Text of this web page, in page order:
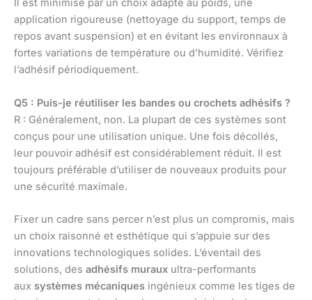
Il est minimisé par un choix adapté au poids, une
application rigoureuse (nettoyage du support, temps de
repos avant suspension) et en évitant les environnaux à
fortes variations de température ou d’humidité. Vérifiez
l’adhésif périodiquement.
Q5 : Puis-je réutiliser les bandes ou crochets adhésifs ?
R : Généralement, non. La plupart de ces systèmes sont
conçus pour une utilisation unique. Une fois décollés,
leur pouvoir adhésif est considérablement réduit. Il est
toujours préférable d’utiliser de nouveaux produits pour
une sécurité maximale.
Fixer un cadre sans percer n’est plus un compromis, mais
un choix raisonné et esthétique qui s’appuie sur des
innovations technologiques solides. L’éventail des
solutions, des adhésifs muraux ultra-performants
aux systèmes mécaniques ingénieux comme les tiges de